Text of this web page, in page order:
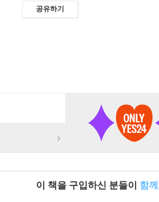
공유하기
이 책을 구입하신 분들이 함